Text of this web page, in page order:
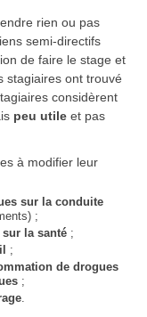
rien ou pas
semi-directifs
de faire le stage et
stagiaires ont trouvé
considèrent
peu utile et pas
à modifier leur
sur la conduite
;
sur la santé ;
;
de drogues
s ;
.